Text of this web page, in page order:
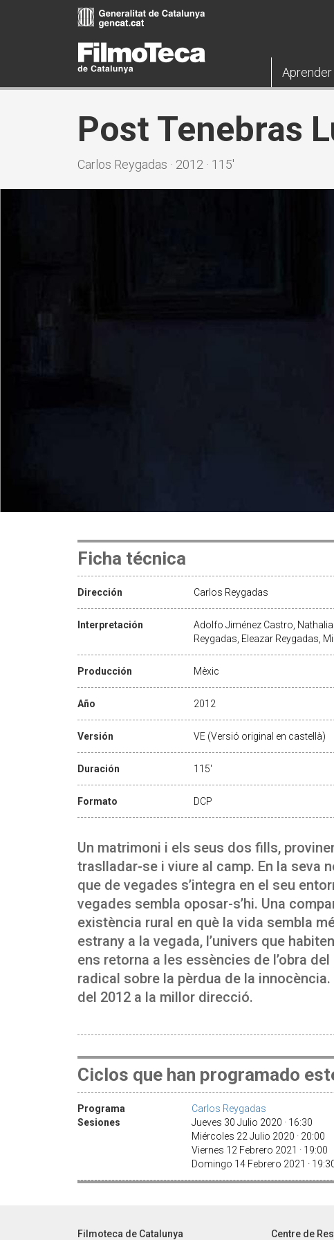
Aprender
Post Tenebras
Carlos Reygadas · 2012 · 115'
Ficha técnica
Dirección Carlos Reygadas
Interpretación
Adolfo Jiménez Castro,
Reygadas, Eleazar Reygadas,
Producción Mèxic
Año 2012
Versión VE (Versió original en castellà)
Duración 115'
Formato DCP
Un matrimoni i els seus dos fills,
traslladar-se i viure al camp. En la seva
que de vegades s’integra en el seu
vegades sembla oposar-s’hi. Una
existència rural en què la vida sembla
estrany a la vegada, l’univers que
ens retorna a les essències de l’obra
radical sobre la pèrdua de la
del 2012 a la millor direcció.
Ciclos que han programado
Programa
Carlos Reygadas
Sesiones
Jueves 30 Julio 2020 · 16:30
Miércoles 22 Julio 2020 · 20:00
Viernes 12 Febrero 2021 · 19:00
Domingo 14 Febrero 2021 ·
Filmoteca de Catalunya Centre de